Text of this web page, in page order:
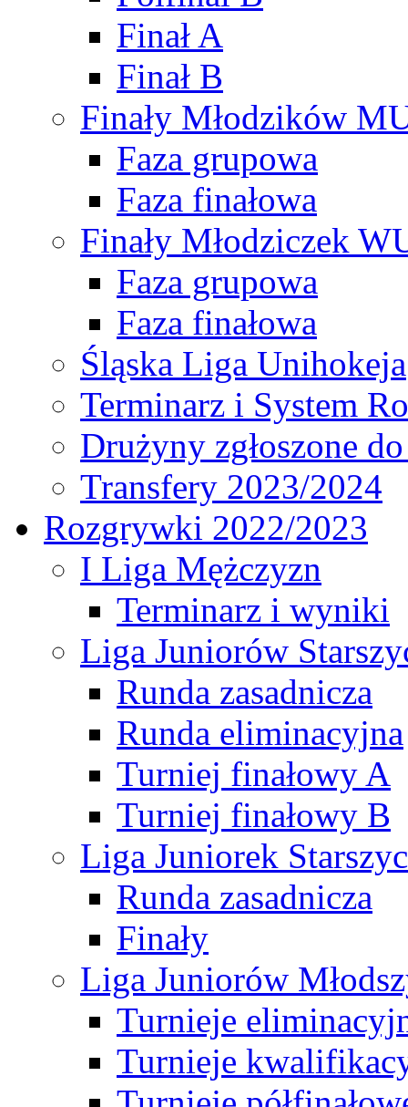
Finał A
Finał B
Finały Młodzików
Faza grupowa
Faza finałowa
Finały Młodziczek
Faza grupowa
Faza finałowa
Śląska Liga Unihokeja
Terminarz i System
Drużyny zgłoszone
Transfery 2023/2024
Rozgrywki 2022/2023
I Liga Mężczyzn
Terminarz i wyniki
Liga Juniorów
Runda zasadnicza
Runda eliminacyjna
Turniej finałowy A
Turniej finałowy B
Liga Juniorek
Runda zasadnicza
Finały
Liga Juniorów
Turnieje
Turnieje